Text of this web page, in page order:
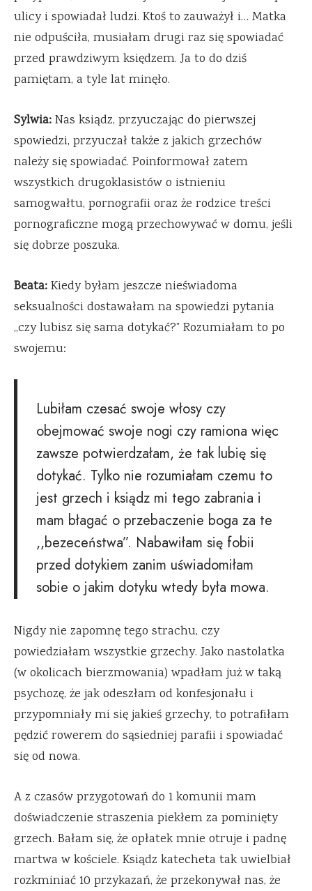
ulicy i spowiadał ludzi. Ktoś to zauważył i… Matka
nie odpuściła, musiałam drugi raz się spowiadać
przed prawdziwym księdzem. Ja to do dziś
pamiętam, a tyle lat minęło.
Sylwia:Nas ksiądz, przyuczając do pierwszej
spowiedzi, przyuczał także z jakich grzechów
należy się spowiadać. Poinformował zatem
wszystkich drugoklasistów o istnieniu
samogwałtu, pornografii oraz że rodzice treści
pornograficzne mogą przechowywać w domu, jeśli
się dobrze poszuka.
Beata:Kiedy byłam jeszcze nieświadoma
seksualności dostawałam na spowiedzi pytania
,,czy lubisz się sama dotykać?” Rozumiałam to po
swojemu:
Lubiłam czesać swoje włosy czy
obejmować swoje nogi czy ramiona więc
zawsze potwierdzałam, że tak lubię się
dotykać. Tylko nie rozumiałam czemu to
jest grzech i ksiądz mi tego zabrania i
mam błagać o przebaczenie boga za te
,,bezeceństwa”. Nabawiłam się fobii
przed dotykiem zanim uświadomiłam
sobie o jakim dotyku wtedy była mowa.
Nigdy nie zapomnę tego strachu, czy
powiedziałam wszystkie grzechy. Jako nastolatka
(w okolicach bierzmowania) wpadłam już w taką
psychozę, że jak odeszłam od konfesjonału i
przypomniały mi się jakieś grzechy, to potrafiłam
pędzić rowerem do sąsiedniej parafii i spowiadać
się od nowa.
A z czasów przygotowań do 1 komunii mam
doświadczenie straszenia piekłem za pominięty
grzech. Bałam się, że opłatek mnie otruje i padnę
martwa w kościele. Ksiądz katecheta tak uwielbiał
rozkminiać 10 przykazań, że przekonywał nas, że